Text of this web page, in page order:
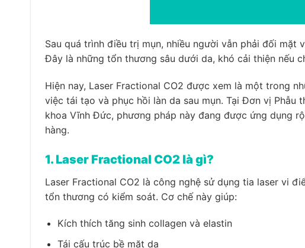
Sau quá trình điều trị mụn, nhiều người vẫn phải đối
Đây là những tổn thương sâu dưới da, khó cải thiện nếu
Hiện nay, Laser Fractional CO2 được xem là một trong
việc tái tạo và phục hồi làn da sau mụn. TạiĐơn vị Phẫu
khoa Vĩnh Đức, phương pháp này đang được ứng dụng
hàng.
1. Laser Fractional CO2 là gì?
Laser Fractional CO2 là công nghệ sử dụng tia laser vi
tổn thương có kiểm soát. Cơ chế này giúp:
Kích thích tăng sinh collagen và elastin
Tái cấu trúc bề mặt da